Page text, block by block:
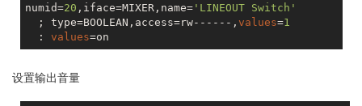
numid=20 ,iface=MIXER,name= 'LINEOUT Switch'
  ; type=BOOLEAN,access=rw------,
values=1
  :
values
设置输出音量